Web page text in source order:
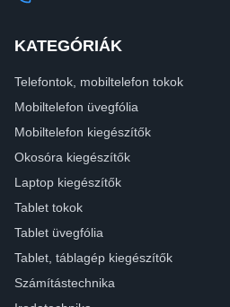
KATEGÓRIÁK
Telefontok, mobiltelefon tokok
Mobiltelefon üvegfólia
Mobiltelefon kiegészítők
Okosóra kiegészítők
Laptop kiegészítők
Tablet tokok
Tablet üvegfólia
Tablet, táblagép kiegészítők
Számítástechnika